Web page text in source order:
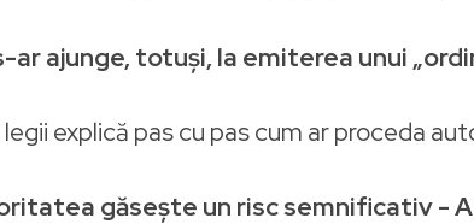
ar ajunge, totuși, la emiterea unui
explică pas cu pas cum ar proceda
găsește un risc semnificativ -